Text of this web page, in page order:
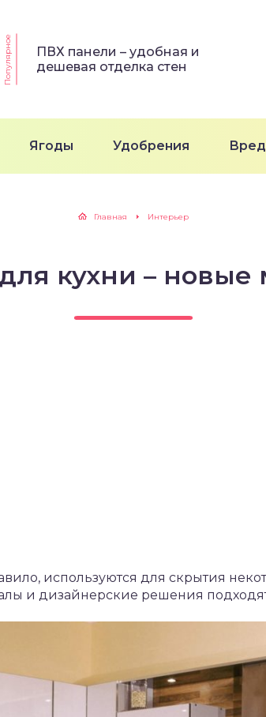
Популярное
ПВХ панели – удобная и
дешевая отделка стен
Ягоды Удобрения
Главная Интерьер
кухни – новые
используются для скрытия
и дизайнерские решения